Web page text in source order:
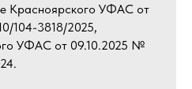
Красноярского УФАС от
104-3818/2025,
УФАС от 09.10.2025 №